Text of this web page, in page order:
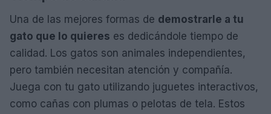
Una de las mejores formas de demostrarle a tu
gato que lo quieres es dedicándole tiempo de
calidad. Los gatos son animales independientes,
pero también necesitan atención y compañía.
Juega con tu gato utilizando juguetes interactivos,
como cañas con plumas o pelotas de tela. Estos